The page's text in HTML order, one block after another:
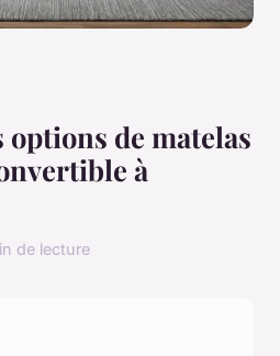
de matelas
à
de lecture